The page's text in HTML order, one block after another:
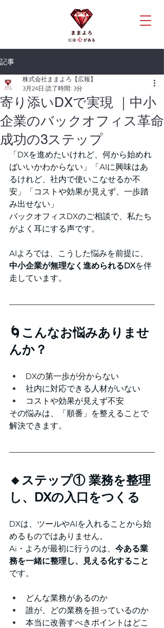
記事
寄り添いDXで実現 ｜中小
企業のバックオフィス革命
成功の3ステップ
株式会社ままよろ【広報】
3月24日 読了時間: 3分
「DXを進めたいけれど、何から始めれ
ばいいかわからない」「AIに興味はあ
るけれど、社内で使いこなせるか不
安」「コストや効果が見えず、一歩踏
み出せない」
バックオフィスDXのご相談で、私たち
がよく耳にする声です。
AIよろでは、こうした悩みを前提に、
中小企業が無理なく進められるDXを伴
走しています。
🌀こんなお悩みありませ
んか？
DXの第一歩が分からない
社内に対応できる人材がいない
コストや効果が見えず不安
その悩みは、「順番」を整えることで
解決できます。
🔸ステップ① 業務を整理
し、DXの入口をつくる
DXは、ツールやAIを入れることから始
めるものではありません。
Ai・よろが最初に行うのは、 今ある業
務を一緒に整理し、見える化すること
です。
どんな業務があるのか
誰が、どの業務を担っているのか
本当に改善すべきポイントはどこ